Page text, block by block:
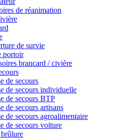
de réanimation
de survie
portoir
brancard / civière
de secours
de secours individuelle
de secours BTP
de secours artisans
de secours agroalimentaire
de secours voiture